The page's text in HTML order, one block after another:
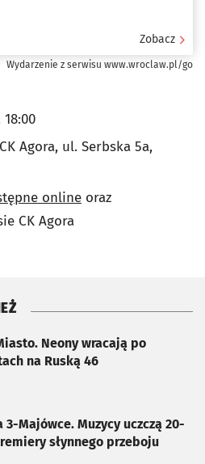
Zobacz
Wydarzenie z serwisu www.wroclaw.pl/go
Agora, ul. Serbska 5a,
online oraz
CK Agora
Neony wracają po
na Ruską 46
3-Majówce. Muzycy uczczą 20-
słynnego przeboju